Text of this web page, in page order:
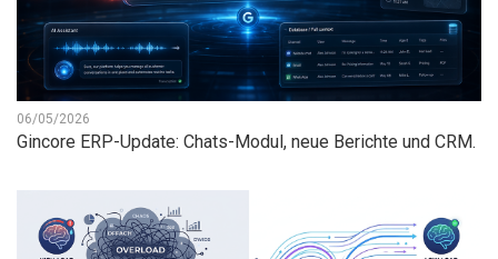
06/05/2026
Gincore ERP-Update: Chats-Modul, neue Berichte und CRM.